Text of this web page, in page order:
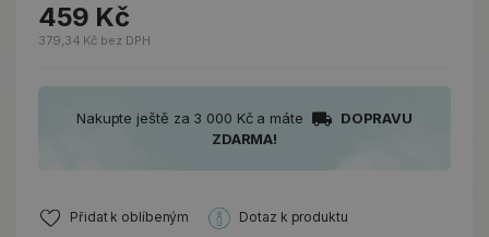
459 Kč
379,34 Kč bez DPH
Nakupte ještě za 3 000 Kč a máte
DOPRAVU
ZDARMA!
Přidat k oblíbeným Dotaz k produktu